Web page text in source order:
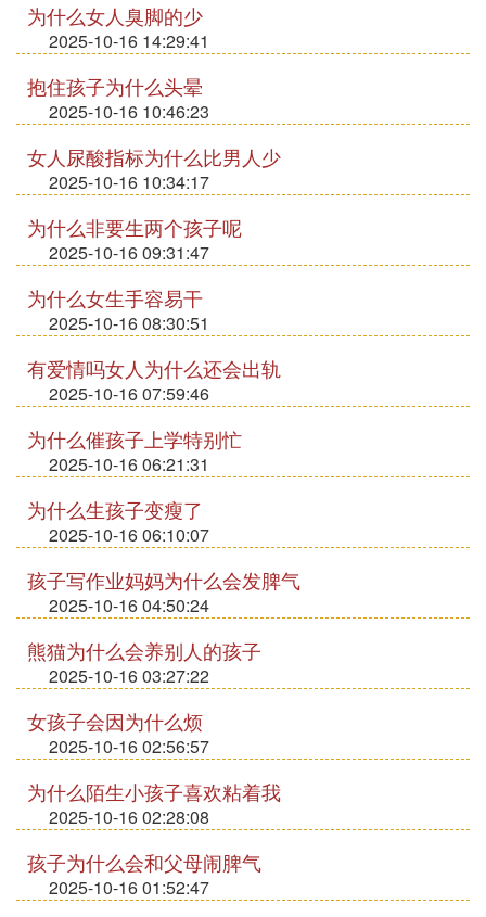
为什么女人臭脚的少
2025-10-16 14:29:41
抱住孩子为什么头晕
2025-10-16 10:46:23
女人尿酸指标为什么比男人少
2025-10-16 10:34:17
为什么非要生两个孩子呢
2025-10-16 09:31:47
为什么女生手容易干
2025-10-16 08:30:51
有爱情吗女人为什么还会出轨
2025-10-16 07:59:46
为什么催孩子上学特别忙
2025-10-16 06:21:31
为什么生孩子变瘦了
2025-10-16 06:10:07
孩子写作业妈妈为什么会发脾气
2025-10-16 04:50:24
熊猫为什么会养别人的孩子
2025-10-16 03:27:22
女孩子会因为什么烦
2025-10-16 02:56:57
为什么陌生小孩子喜欢粘着我
2025-10-16 02:28:08
孩子为什么会和父母闹脾气
2025-10-16 01:52:47